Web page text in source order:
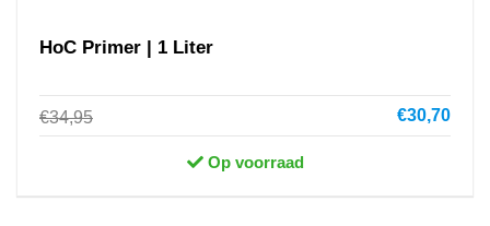
HoC Primer | 1 Liter
€34,95 €30,70
Op voorraad